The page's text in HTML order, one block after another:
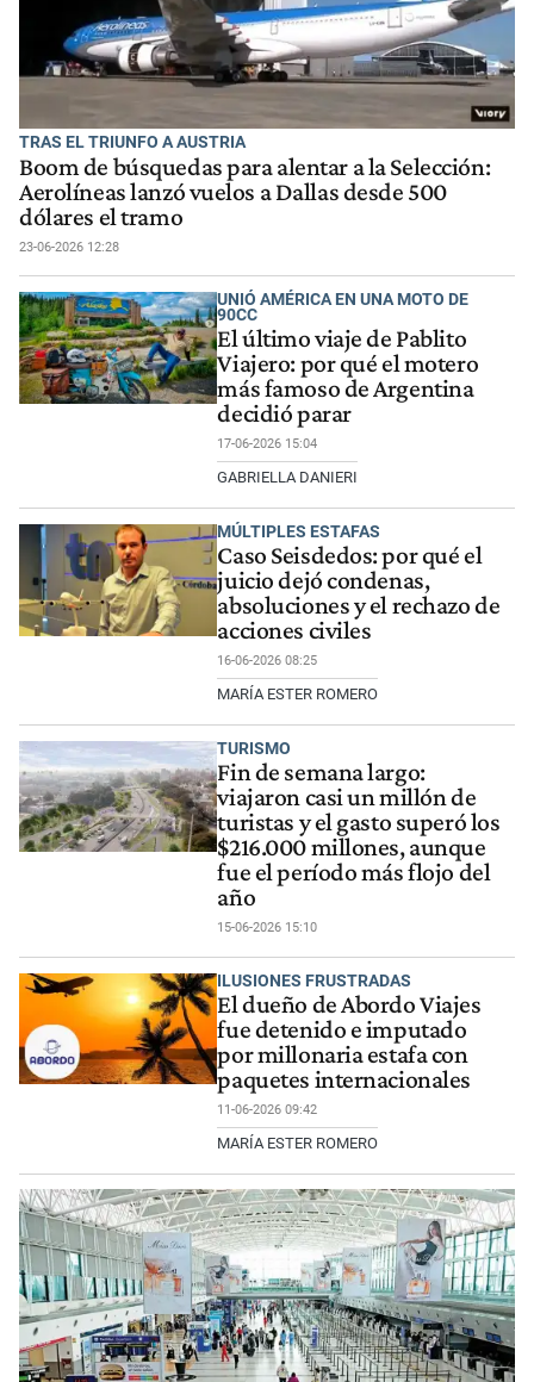
TRAS EL TRIUNFO A AUSTRIA
Boom de búsquedas para alentar a la Selección:
Aerolíneas lanzó vuelos a Dallas desde 500
dólares el tramo
23-06-2026 12:28
UNIÓ AMÉRICA EN UNA MOTO DE
90CC
El último viaje de Pablito
Viajero: por qué el motero
más famoso de Argentina
decidió parar
17-06-2026 15:04
GABRIELLA DANIERI
MÚLTIPLES ESTAFAS
Caso Seisdedos: por qué el
juicio dejó condenas,
absoluciones y el rechazo de
acciones civiles
16-06-2026 08:25
MARÍA ESTER ROMERO
TURISMO
Fin de semana largo:
viajaron casi un millón de
turistas y el gasto superó los
$216.000 millones, aunque
fue el período más flojo del
año
15-06-2026 15:10
ILUSIONES FRUSTRADAS
El dueño de Abordo Viajes
fue detenido e imputado
por millonaria estafa con
paquetes internacionales
11-06-2026 09:42
MARÍA ESTER ROMERO